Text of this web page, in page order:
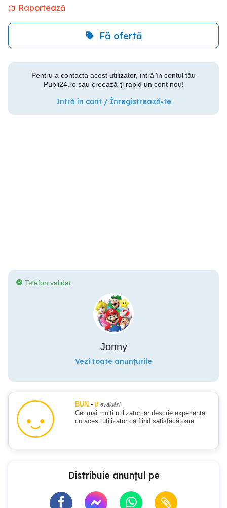
Raportează
Fă ofertă
Pentru a contacta acest utilizator, intră în contul tău
Publi24.ro sau creează-ți rapid un cont nou!
Intră în cont / Înregistrează-te
Telefon validat
Jonny
Vezi toate anunțurile
BUN - 8 evaluări
Cei mai multi utilizatori ar descrie experiența
cu acest utilizator ca fiind satisfăcătoare
Distribuie anunțul pe